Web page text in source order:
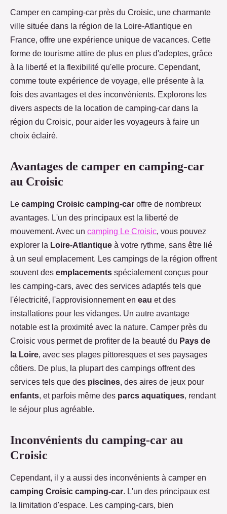
Camper en camping-car près du Croisic, une charmante
ville située dans la région de la Loire-Atlantique en
France, offre une expérience unique de vacances. Cette
forme de tourisme attire de plus en plus d'adeptes, grâce
à la liberté et la flexibilité qu'elle procure. Cependant,
comme toute expérience de voyage, elle présente à la
fois des avantages et des inconvénients. Explorons les
divers aspects de la location de camping-car dans la
région du Croisic, pour aider les voyageurs à faire un
choix éclairé.
Avantages de camper en camping-car
au Croisic
Le camping Croisic camping-car offre de nombreux
avantages. L'un des principaux est la liberté de
mouvement. Avec un camping Le Croisic, vous pouvez
explorer la Loire-Atlantique à votre rythme, sans être lié
à un seul emplacement. Les campings de la région offrent
souvent des emplacements spécialement conçus pour
les camping-cars, avec des services adaptés tels que
l'électricité, l'approvisionnement en eau et des
installations pour les vidanges. Un autre avantage
notable est la proximité avec la nature. Camper près du
Croisic vous permet de profiter de la beauté du Pays de
la Loire, avec ses plages pittoresques et ses paysages
côtiers. De plus, la plupart des campings offrent des
services tels que des piscines, des aires de jeux pour
enfants, et parfois même des parcs aquatiques, rendant
le séjour plus agréable.
Inconvénients du camping-car au
Croisic
Cependant, il y a aussi des inconvénients à camper en
camping Croisic camping-car. L'un des principaux est
la limitation d'espace. Les camping-cars, bien